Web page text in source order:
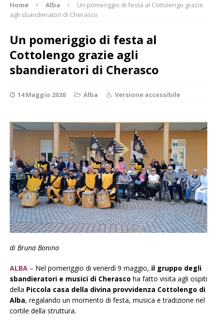
Home Alba
Un pomeriggio di festa al Cottolengo grazie
agli sbandieratori di Cherasco
Un pomeriggio di festa al
Cottolengo grazie agli
sbandieratori di Cherasco
14 Maggio 2026 Alba Versione accessibile
di Bruna Bonino
ALBA – Nel pomeriggio di venerdì 9 maggio, il gruppo degli
sbandieratori e musici di Cherasco ha fatto visita agli ospiti
della Piccola casa della divina provvidenza Cottolengo di
Alba, regalando un momento di festa, musica e tradizione nel
cortile della struttura.